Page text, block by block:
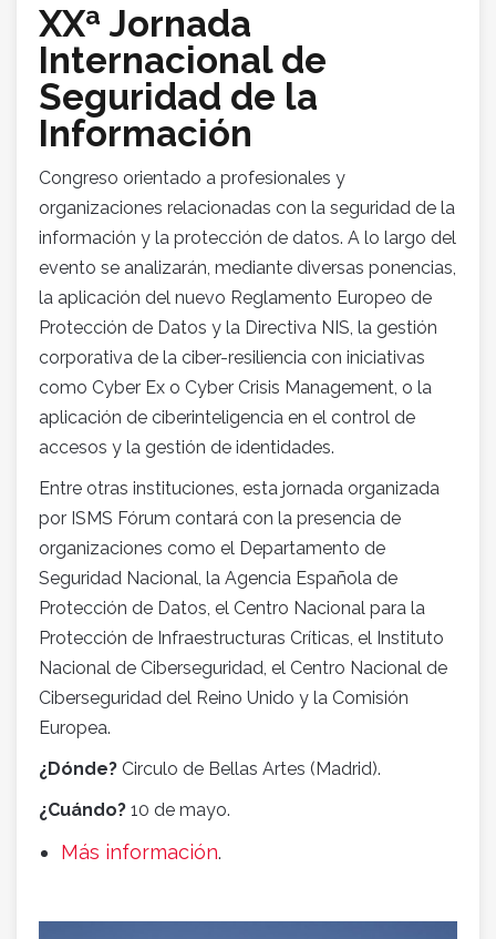
XXª Jornada
Internacional de
Seguridad de la
Información
Congreso orientado a profesionales y
organizaciones relacionadas con la seguridad de la
información y la protección de datos. A lo largo del
evento se analizarán, mediante diversas ponencias,
la aplicación del nuevo Reglamento Europeo de
Protección de Datos y la Directiva NIS, la gestión
corporativa de la ciber-resiliencia con iniciativas
como Cyber Ex o Cyber Crisis Management, o la
aplicación de ciberinteligencia en el control de
accesos y la gestión de identidades.
Entre otras instituciones, esta jornada organizada
por ISMS Fórum contará con la presencia de
organizaciones como el Departamento de
Seguridad Nacional, la Agencia Española de
Protección de Datos, el Centro Nacional para la
Protección de Infraestructuras Críticas, el Instituto
Nacional de Ciberseguridad, el Centro Nacional de
Ciberseguridad del Reino Unido y la Comisión
Europea.
¿Dónde? Circulo de Bellas Artes (Madrid).
¿Cuándo? 10 de mayo.
Más información.